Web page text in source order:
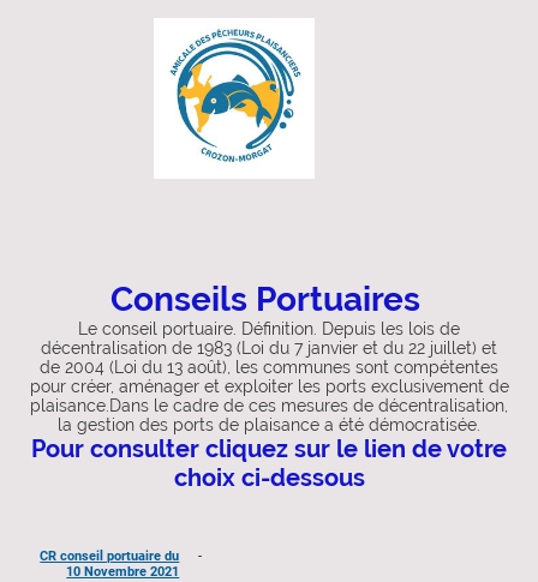
Conseils Portuaires
Le conseil portuaire. Définition. Depuis les lois de
décentralisation de 1983 (Loi du 7 janvier et du 22 juillet) et
de 2004 (Loi du 13 août), les communes sont compétentes
pour créer, aménager et exploiter les ports exclusivement de
plaisance.Dans le cadre de ces mesures de décentralisation,
la gestion des ports de plaisance a été démocratisée.
Pour consulter cliquez sur le lien de votre
choix ci-dessous
CR conseil portuaire du
10 Novembre 2021
-